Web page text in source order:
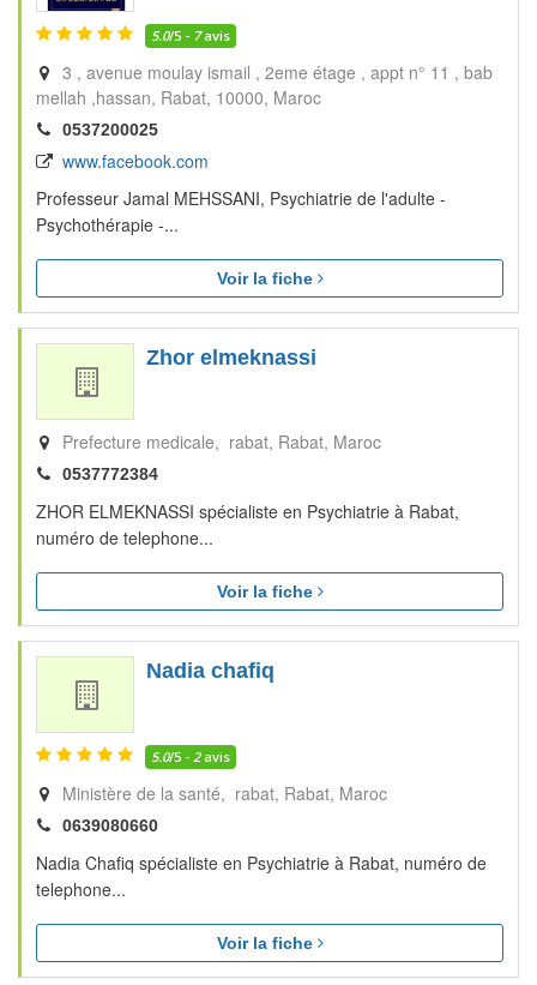
5.0/5 - 7avis
3 , avenue moulay ismail , 2eme étage , appt n° 11 , bab
mellah ,hassan Rabat 10000 Maroc
0537200025
www.facebook.com
Professeur Jamal MEHSSANI, Psychiatrie de l'adulte -
Psychothérapie -...
Voir la fiche
Zhor elmeknassi
Prefecture medicale, rabat Rabat Maroc
0537772384
ZHOR ELMEKNASSI spécialiste en Psychiatrie à Rabat,
numéro de telephone...
Voir la fiche
Nadia chafiq
5.0/5 - 2avis
Ministère de la santé, rabat Rabat Maroc
0639080660
Nadia Chafiq spécialiste en Psychiatrie à Rabat, numéro de
telephone...
Voir la fiche